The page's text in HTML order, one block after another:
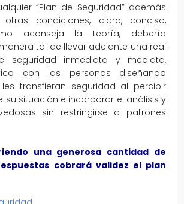
“Plan de Seguridad” además
condiciones, claro, conciso,
aconseja la teoría, debería
tal de llevar adelante una real
seguridad inmediata y mediata,
con las personas diseñando
transfieran seguridad al percibir
su situación e incorporar el análisis y
sin restringirse a patrones
una generosa cantidad de
cobrará validez el plan